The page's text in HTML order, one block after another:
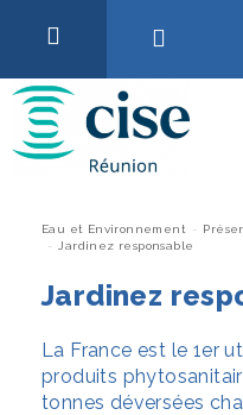
Abonnement
Eau et
Aide
QUALITÉ DE L’EAU,
TARIFS…
Pour être informé de la
votre ville.
cherchant un autre code
recherche, cliquez sur le
Taper votre code postal
Vous
ici
Eau et Environnement
Jardinez responsable
Jardinez
La France est le 1er
produits
tonnes déversées